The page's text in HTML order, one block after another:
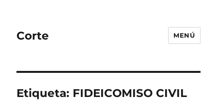
Corte MENÚ
Etiqueta: FIDEICOMISO CIVIL